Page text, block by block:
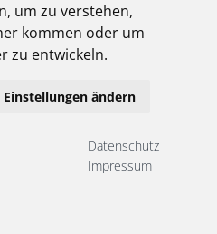
um zu verstehen,
kommen oder um
zu entwickeln.
Einstellungen ändern
Datenschutz
Impressum